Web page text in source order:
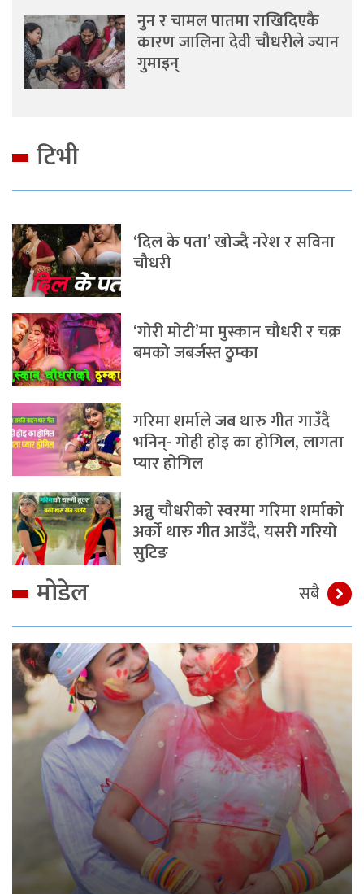
नुन र चामल पातमा राखिदिएकै
कारण जालिना देवी चौधरीले ज्यान
गुमाइन्
टिभी
‘दिल के पता’ खोज्दै नरेश र सविना
चौधरी
‘गोरी मोटी’मा मुस्कान चौधरी र चक्र
बमको जबर्जस्त ठुम्का
गरिमा शर्माले जब थारु गीत गाउँदै
भनिन्- गोही होइ का होगिल, लागता
प्यार होगिल
अन्नु चौधरीको स्वरमा गरिमा शर्माको
अर्को थारु गीत आउँदै, यसरी गरियो
सुटिङ
मोडेल सबै